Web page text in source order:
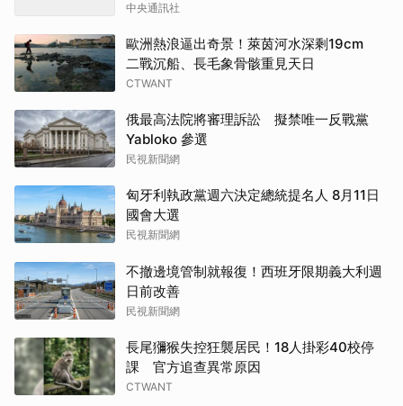
中央通訊社
歐洲熱浪逼出奇景！萊茵河水深剩19cm
二戰沉船、長毛象骨骸重見天日
CTWANT
俄最高法院將審理訴訟 擬禁唯一反戰黨
Yabloko 參選
民視新聞網
匈牙利執政黨週六決定總統提名人 8月11日
國會大選
民視新聞網
不撤邊境管制就報復！西班牙限期義大利週
日前改善
民視新聞網
長尾獼猴失控狂襲居民！18人掛彩40校停
課 官方追查異常原因
CTWANT